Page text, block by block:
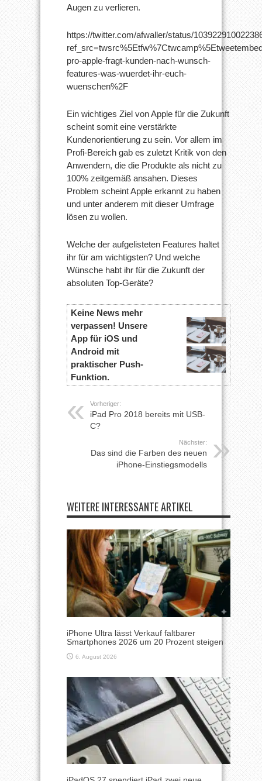
Augen zu verlieren.
https://twitter.com/afwaller/status/
pro-apple-fragt-kunden-nach-wunsch-
features-was-wuerdet-ihr-euch-
wuenschen%2F
Ein wichtiges Ziel von Apple für die Zukunft
scheint somit eine verstärkte
Kundenorientierung zu sein. Vor allem im
Profi-Bereich gab es zuletzt Kritik von den
Anwendern, die die Produkte als nicht zu
100% zeitgemäß ansahen. Dieses
Problem scheint Apple erkannt zu haben
und unter anderem mit dieser Umfrage
lösen zu wollen.
Welche der aufgelisteten Features haltet
ihr für am wichtigsten? Und welche
Wünsche habt ihr für die Zukunft der
absoluten Top-Geräte?
Keine News mehr
verpassen! Unsere
App für iOS und
Android mit
praktischer Push-
Funktion.
Vorheriger:
iPad Pro 2018 bereits mit USB-
C?
Nächster:
Das sind die Farben des neuen
iPhone-Einstiegsmodells
WEITERE INTERESSANTE ARTIKEL
iPhone Ultra lässt Verkauf faltbarer
Smartphones 2026 um 20 Prozent steigen
6. August 2026